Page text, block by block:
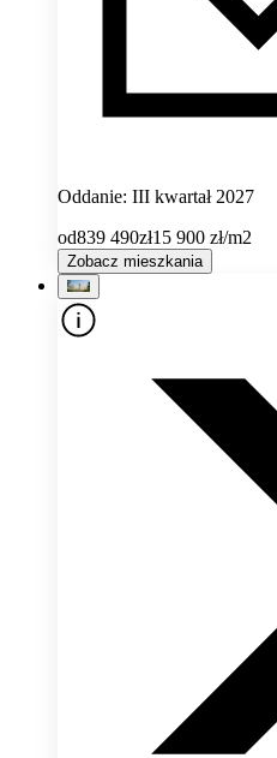
Oddanie: III kwartał 2027
od839 490zł15 900 zł/m2
Zobacz mieszkania